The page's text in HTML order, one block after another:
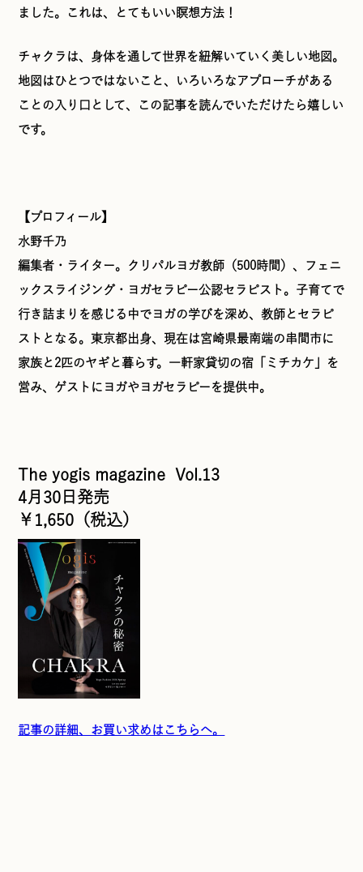
ました。これは、とてもいい瞑想方法！
チャクラは、身体を通して世界を紐解いていく美しい地図。
地図はひとつではないこと、いろいろなアプローチがある
ことの入り口として、この記事を読んでいただけたら嬉しい
です。
【プロフィール】
水野千乃
編集者・ライター。クリパルヨガ教師（500時間）、フェニ
ックスライジング・ヨガセラピー公認セラピスト。子育てで
行き詰まりを感じる中でヨガの学びを深め、教師とセラピ
ストとなる。東京都出身、現在は宮崎県最南端の串間市に
家族と2匹のヤギと暮らす。一軒家貸切の宿「ミチカケ」を
営み、ゲストにヨガやヨガセラピーを提供中。
The yogis magazine Vol.13
4月30日発売
￥1,650（税込）
記事の詳細、お買い求めはこちらへ。